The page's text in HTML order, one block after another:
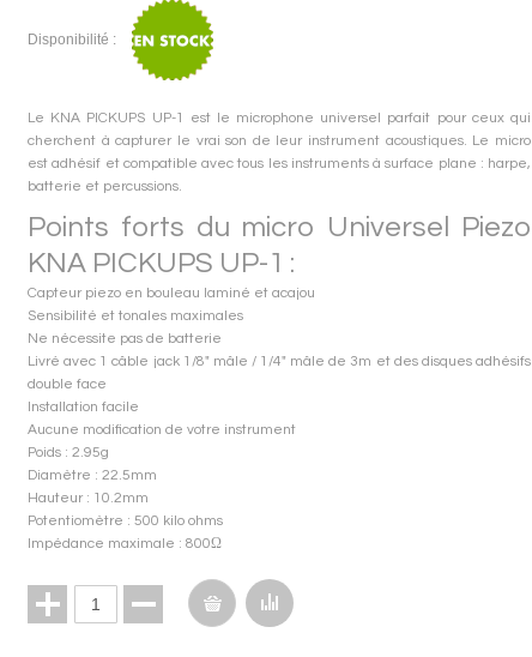
KNA - Micro Universel Piezo - UP 1
Disponibilité :
Le KNA PICKUPS UP-1 est le microphone universel parfait pour ceux qui
cherchent à capturer le vrai son de leur instrument acoustiques. Le micro
est adhésif et compatible avec tous les instruments à surface plane : harpe,
batterie et percussions.
Points forts du micro Universel Piezo
KNA PICKUPS UP-1 :
Capteur piezo en bouleau laminé et acajou
Sensibilité et tonales maximales
Ne nécessite pas de batterie
Livré avec 1 câble jack 1/8" mâle / 1/4" mâle de 3m et des disques adhésifs
double face
Installation facile
Aucune modification de votre instrument
Poids : 2.95g
Diamètre : 22.5mm
Hauteur : 10.2mm
Potentiomètre : 500 kilo ohms
Impédance maximale : 800Ω